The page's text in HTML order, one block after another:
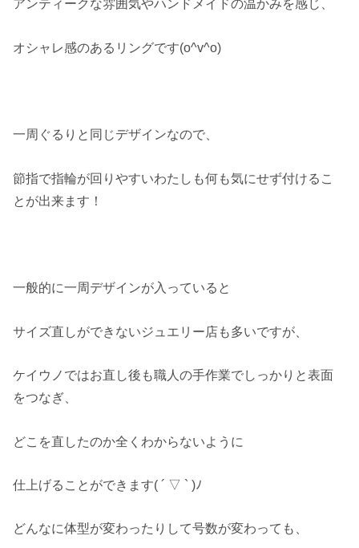
アンティークな雰囲気やハンドメイドの温かみを感じ、
オシャレ感のあるリングです(o^v^o)
一周ぐるりと同じデザインなので、
節指で指輪が回りやすいわたしも何も気にせず付けるこ
とが出来ます！
一般的に一周デザインが入っていると
サイズ直しができないジュエリー店も多いですが、
ケイウノではお直し後も職人の手作業でしっかりと表面
をつなぎ、
どこを直したのか全くわからないように
仕上げることができます( ´ ▽ ` )ﾉ
どんなに体型が変わったりして号数が変わっても、